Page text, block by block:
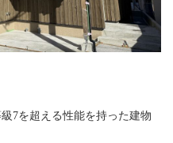
7を超える性能を持った建物